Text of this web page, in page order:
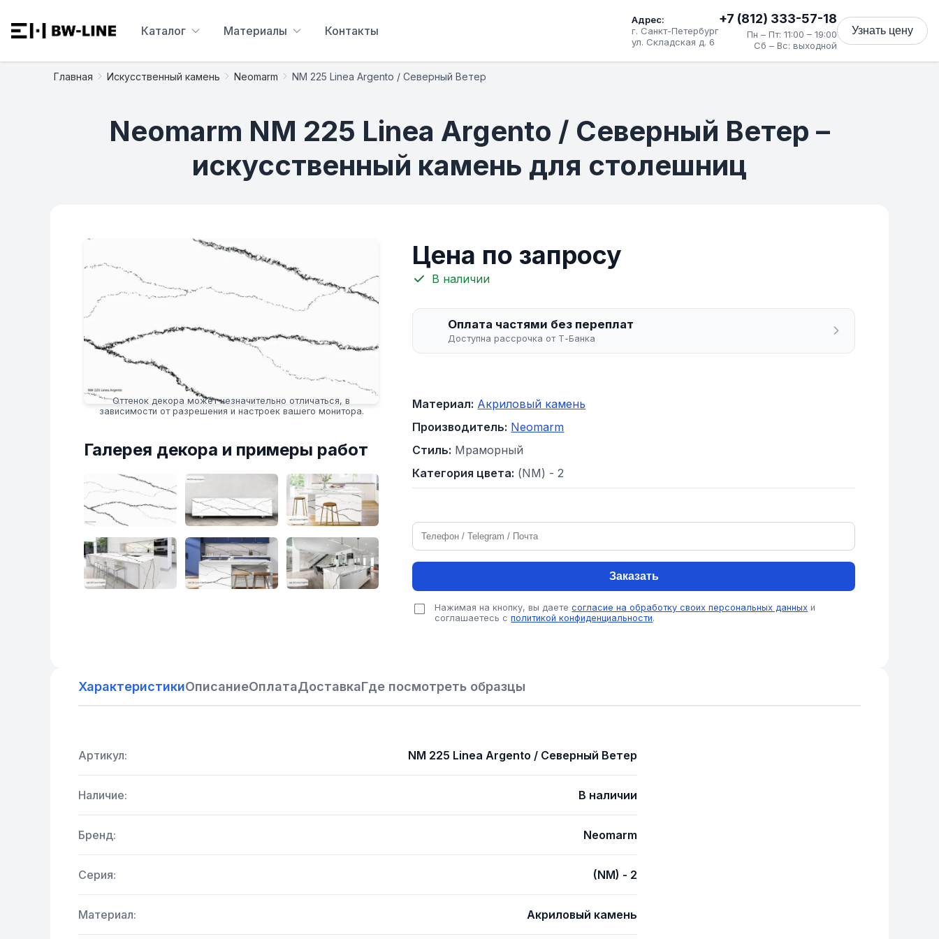
Каталог Материалы Контакты
Адрес:
г. Санкт-Петербург
ул. Складская д. 6
+7 (812) 333-57-18
Пн – Пт: 11:00 – 19:00
Сб – Вс: выходной
Узнать цену
Главная Искусственный камень Neomarm NM 225 Linea Argento / Северный Ветер
Neomarm NM 225 Linea Argento / Северный Ветер –
искусственный камень для столешниц
Оттенок декора может незначительно отличаться, в
зависимости от разрешения и настроек вашего монитора.
Галерея декора и примеры работ
Цена по запросу
В наличии
Оплата частями без переплат
Доступна рассрочка от Т-Банка
Материал: Акриловый камень
Производитель: Neomarm
Стиль: Мраморный
Категория цвета: (NM) - 2
Заказать
Нажимая на кнопку, вы даетесогласие на обработку своих персональных данных и
соглашаетесь сполитикой конфиденциальности.
ХарактеристикиОписаниеОплатаДоставкаГде посмотреть образцы
Артикул: NM 225 Linea Argento / Северный Ветер
Наличие: В наличии
Бренд: Neomarm
Серия: (NM) - 2
Материал: Акриловый камень